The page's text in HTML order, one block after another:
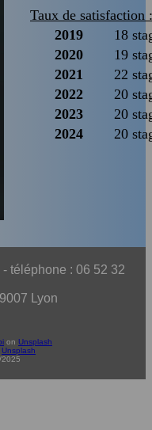
Taux de satisfaction :
2019
18
2020
19
2021
22
2022
20
2023
20
2024
20
téléphone : 06 52 32
Lyon
on Unsplash
Unsplash